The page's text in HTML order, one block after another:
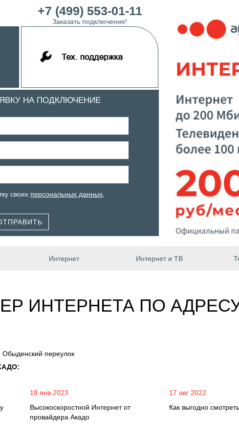
+7 (499) 553-01-11
Заказать подключение!
НА ПОДКЛЮЧЕНИЕ
своих персональных данных
Интернет Интернет и ТВ
ИНТЕРНЕТА ПО
Обыденский переулок
18 янв 2023
Высокоскоростной Интернет от
провайдера Акадо
17 авг 2022
Как выгодно